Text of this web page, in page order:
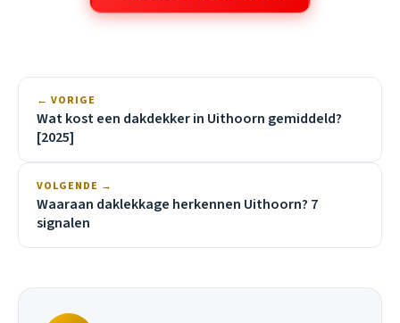
← VORIGE
Wat kost een dakdekker in Uithoorn gemiddeld?
[2025]
VOLGENDE →
Waaraan daklekkage herkennen Uithoorn? 7
signalen